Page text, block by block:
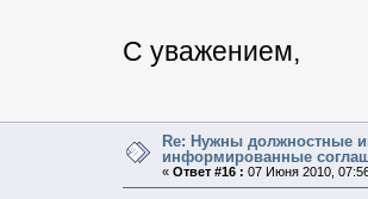
С уважением,
Re: Нужны должностные
информированные
« Ответ #16 : 07 Июня 2010,